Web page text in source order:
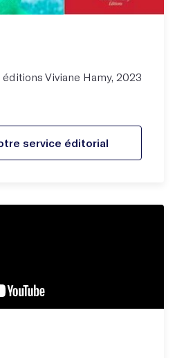
éditions Viviane Hamy, 2023
service éditorial